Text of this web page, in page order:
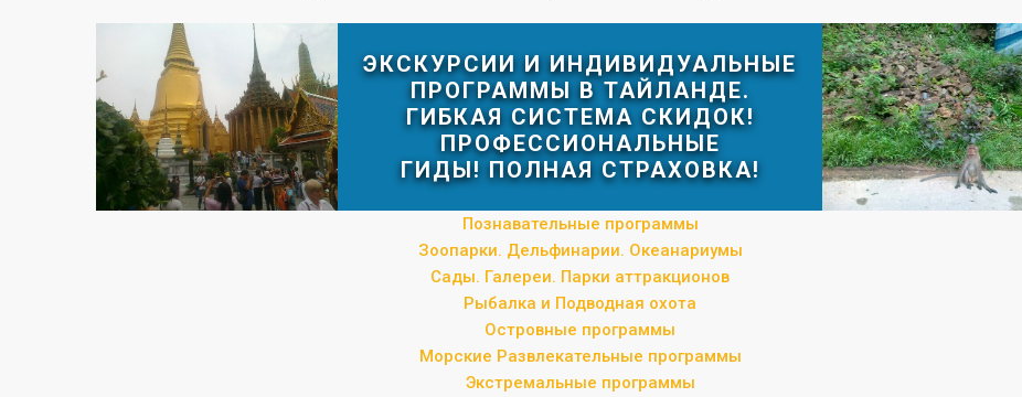
ЭКСКУРСИИ И ИНДИВИДУАЛЬНЫЕ
ПРОГРАММЫ В ТАЙЛАНДЕ.
ГИБКАЯ СИСТЕМА СКИДОК!
ПРОФЕССИОНАЛЬНЫЕ
ГИДЫ! ПОЛНАЯ СТРАХОВКА!
Познавательные программы
Зоопарки. Дельфинарии. Океанариумы
Сады. Галереи. Парки аттракционов
Рыбалка и Подводная охота
Островные программы
Морские Развлекательные программы
Экстремальные программы